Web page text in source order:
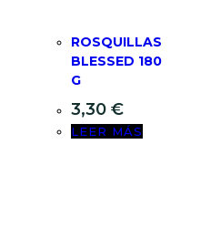
ROSQUILLAS
BLESSED 180
G
3,30 €
LEER MÁS